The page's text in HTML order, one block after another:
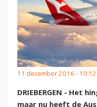
11 december 2016 -
DRIEBERGEN - Het
maar nu heeft de